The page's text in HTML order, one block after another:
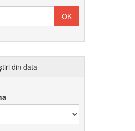
din data